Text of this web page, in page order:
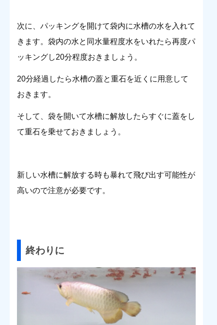
次に、パッキングを開けて袋内に水槽の水を入れて
きます。袋内の水と同水量程度水をいれたら再度パ
ッキングし20分程度おきましょう。
20分経過したら水槽の蓋と重石を近くに用意して
おきます。
そして、袋を開いて水槽に解放したらすぐに蓋をし
て重石を乗せておきましょう。
新しい水槽に解放する時も暴れて飛び出す可能性が
高いので注意が必要です。
終わりに